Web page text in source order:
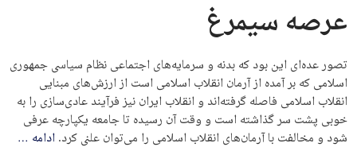
عرصه سیمرغ
تصور عده‌ای این بود که بدنه و سرمایه‌های اجتماعی نظام سیاسی جمهوری
اسلامی که بر آمده از آرمان انقلاب اسلامی است از ارزش‌های مبنایی
انقلاب اسلامی فاصله گرفته‌اند و انقلاب ایران نیز فرآیند عادی‌سازی را به
خوبی پشت سر گذاشته است و وقت آن رسیده تا جامعه یکپارچه عرفی
شود و مخالفت با آرمان‌های انقلاب اسلامی را می‌توان علنی کرد.ادامه …